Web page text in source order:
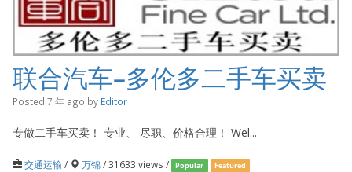
联合汽车–多伦多二手车买卖
Posted 7 年 ago by Editor
专做二手车买卖！ 专业、 尽职、价格合理！ Wel...
交通运输/ 万锦/ 31633 views / Popular Featured